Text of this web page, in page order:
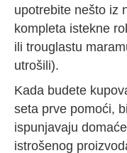
upotrebite nešto iz
kompleta istekne
ili trouglastu
utrošili).
Kada budete
seta prve pomoći,
ispunjavaju
istrošenog